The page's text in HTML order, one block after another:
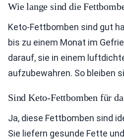
Wie lange sind die
Keto-Fettbomben sind gut
bis zu einem Monat im
darauf, sie in einem
aufzubewahren. So bleiben
Sind Keto-Fettbomben für
Ja, diese Fettbomben sind
Sie liefern gesunde Fette